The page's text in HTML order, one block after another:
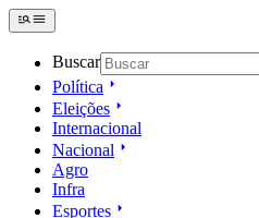
Buscar
Política
Eleições
Internacional
Nacional
Agro
Infra
Esportes